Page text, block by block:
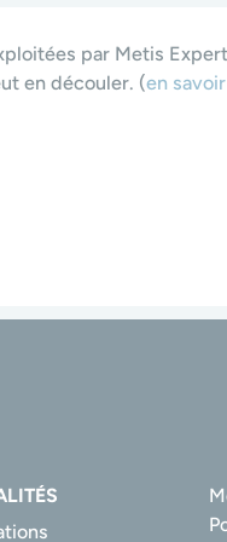
par Metis
en découler. (en savoir